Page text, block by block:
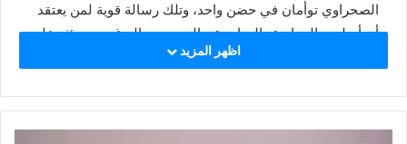
الصحراوي توأمان في حضن واحد، وتلك رسالة قوية لمن يعتقد
أن أسلوب المزايدة والمتاجرة و الترهيب و الترغيب سيؤثر على
العلاقة الموريتانية الصحراوية.
لن ترضخ للتهديد، لقد فتحت ارضها للصحراويين و احتضنتهم و
اظهر المزيد